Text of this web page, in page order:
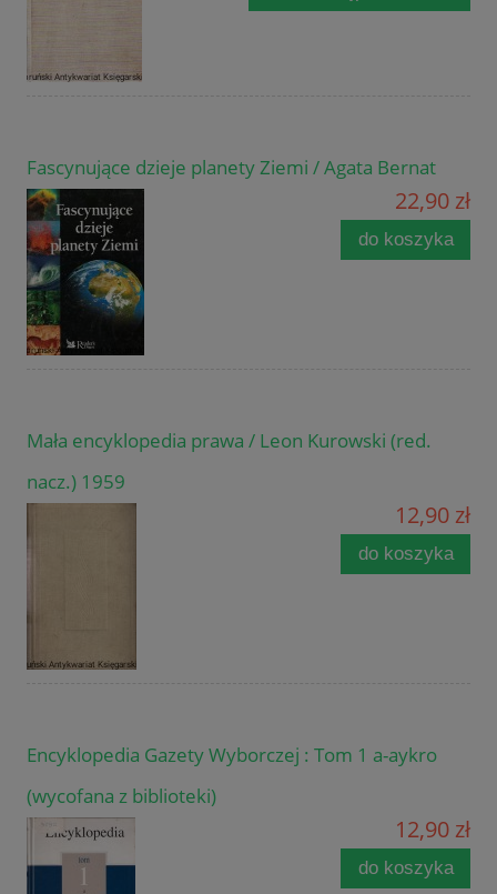
Fascynujące dzieje planety Ziemi / Agata Bernat
22,90 zł
do koszyka
Mała encyklopedia prawa / Leon Kurowski (red.
nacz.) 1959
12,90 zł
do koszyka
Encyklopedia Gazety Wyborczej : Tom 1 a-aykro
(wycofana z biblioteki)
12,90 zł
do koszyka